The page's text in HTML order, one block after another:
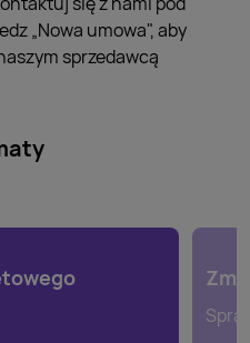
„Nowa umowa", aby
sprzedawcą